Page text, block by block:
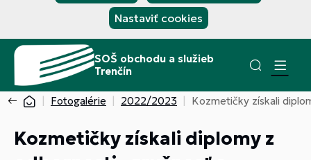
Nastaviť cookies
SOŠ obchodu a služieb
Trenčín
Fotogalérie 2022/2023 Kozmetičky získali
Kozmetičky získali diplomy z